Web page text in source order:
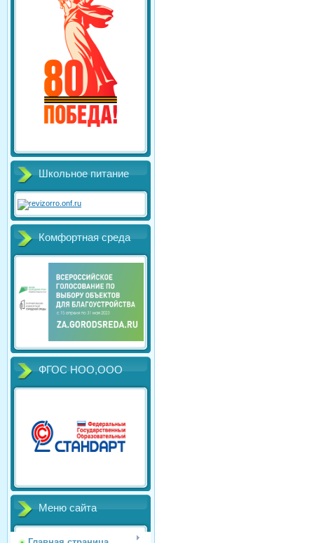
Школьное питание
Комфортная среда
ФГОС НОО,ООО
Меню сайта